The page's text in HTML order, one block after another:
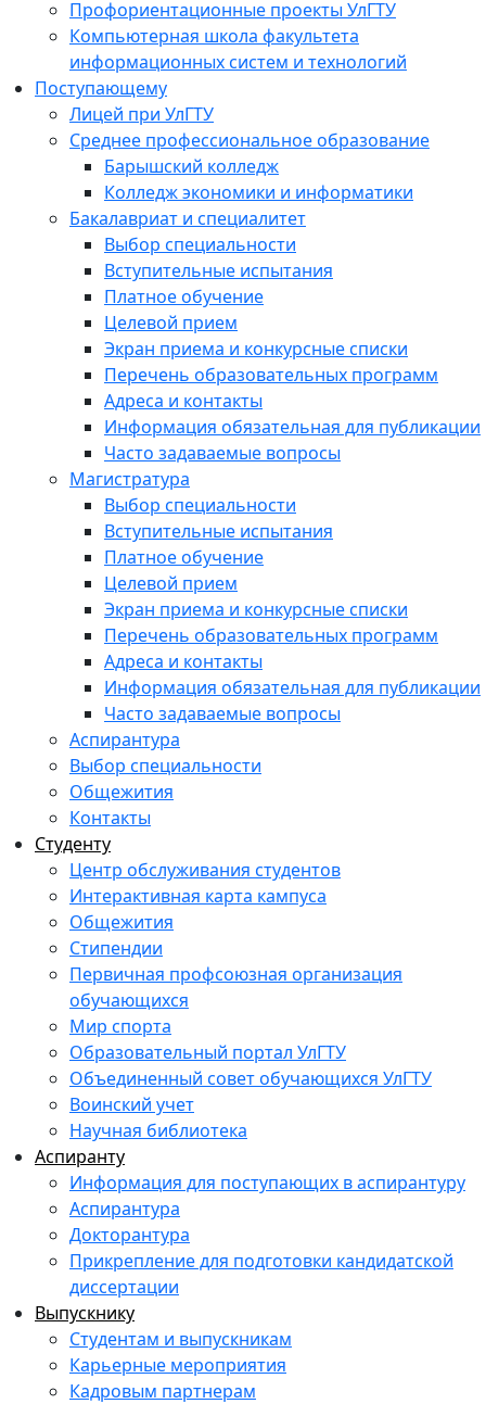
Профориентационные проекты УлГТУ
Компьютерная школа факультета
информационных систем и технологий
Поступающему
Лицей при УлГТУ
Среднее профессиональное образование
Барышский колледж
Колледж экономики и информатики
Бакалавриат и специалитет
Выбор специальности
Вступительные испытания
Платное обучение
Целевой прием
Экран приема и конкурсные списки
Перечень образовательных программ
Адреса и контакты
Информация обязательная для публикации
Часто задаваемые вопросы
Магистратура
Выбор специальности
Вступительные испытания
Платное обучение
Целевой прием
Экран приема и конкурсные списки
Перечень образовательных программ
Адреса и контакты
Информация обязательная для публикации
Часто задаваемые вопросы
Аспирантура
Выбор специальности
Общежития
Контакты
Студенту
Центр обслуживания студентов
Интерактивная карта кампуса
Общежития
Стипендии
Первичная профсоюзная организация
обучающихся
Мир спорта
Образовательный портал УлГТУ
Объединенный совет обучающихся УлГТУ
Воинский учет
Научная библиотека
Аспиранту
Информация для поступающих в аспирантуру
Аспирантура
Докторантура
Прикрепление для подготовки кандидатской
диссертации
Выпускнику
Студентам и выпускникам
Карьерные мероприятия
Кадровым партнерам